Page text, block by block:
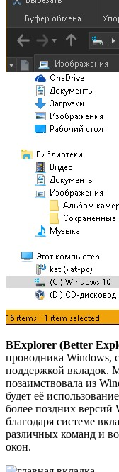
BExplorer (Better
проводника Windows,
поддержкой вкладок.
позаимствовала из
будет её
более поздних версий
благодаря системе
различных команд и
окон.